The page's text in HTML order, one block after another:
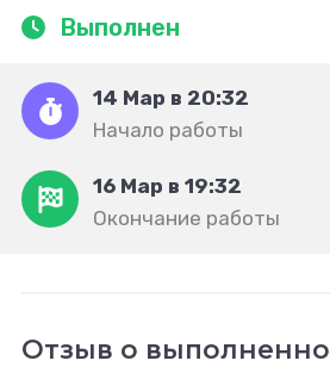
Выполнен
14 Мар в 20:32
Начало работы
16 Мар в 19:32
Окончание работы
Отзыв о